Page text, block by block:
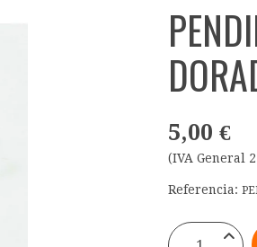
5,00 €
(IVA General
Referencia: